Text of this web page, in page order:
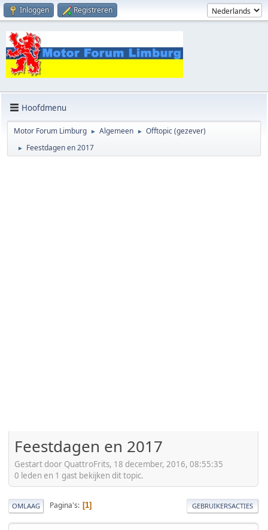
Inloggen Registreren
Hoofdmenu
Motor Forum Limburg ► Algemeen ► Offtopic (gezever)
► Feestdagen en 2017
Feestdagen en 2017
Gestart door QuattroFrits, 18 december, 2016, 08:55:35
0 leden en 1 gast bekijken dit topic.
OMLAAG Pagina's 1 GEBRUIKERSACTIES